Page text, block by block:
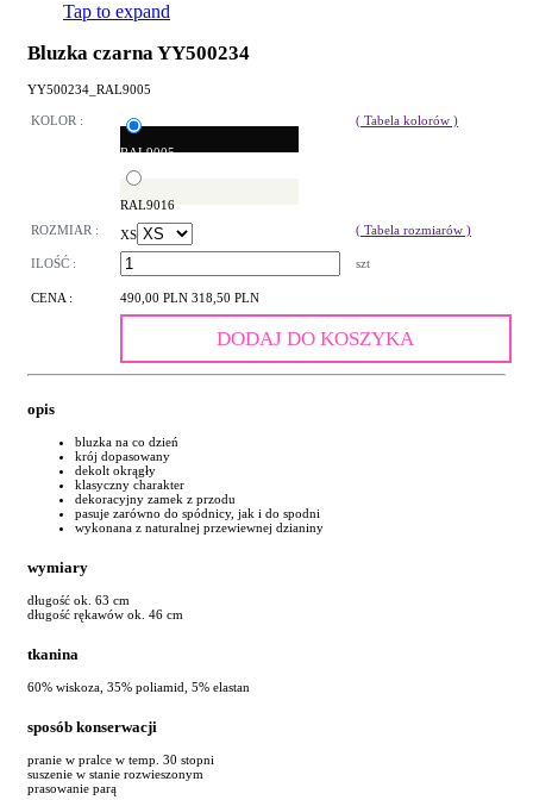
Tap to expand
Bluzka czarna YY500234
YY500234_RAL9005
KOLOR :
RAL9005
RAL9016
( Tabela kolorów )
ROZMIAR : XS ( Tabela rozmiarów )
ILOŚĆ : szt
CENA : 490,00 PLN 318,50 PLN
DODAJ DO KOSZYKA
opis
bluzka na co dzień
krój dopasowany
dekolt okrągły
klasyczny charakter
dekoracyjny zamek z przodu
pasuje zarówno do spódnicy, jak i do spodni
wykonana z naturalnej przewiewnej dzianiny
wymiary
długość ok. 63 cm
długość rękawów ok. 46 cm
tkanina
60% wiskoza, 35% poliamid, 5% elastan
sposób konserwacji
pranie w pralce w temp. 30 stopni
suszenie w stanie rozwieszonym
prasowanie parą